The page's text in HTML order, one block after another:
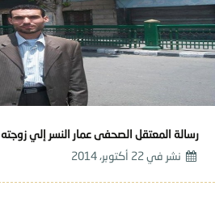
رسالة المعتقل الصحفى عمار النسر إلي زوجته
نشر في 22 أكتوبر، 2014